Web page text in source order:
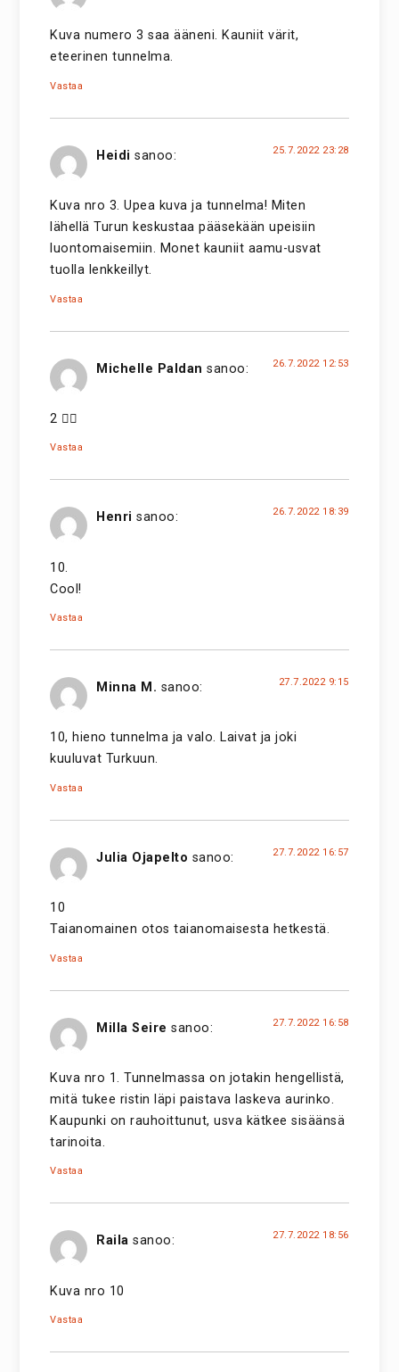
Kuva numero 3 saa ääneni. Kauniit värit,
eteerinen tunnelma.
Vastaa
Heidi sanoo: 25.7.2022 23:28
Kuva nro 3. Upea kuva ja tunnelma! Miten
lähellä Turun keskustaa pääsekään upeisiin
luontomaisemiin. Monet kauniit aamu-usvat
tuolla lenkkeillyt.
Vastaa
Michelle Paldan sanoo: 26.7.2022 12:53
2 👍🏻
Vastaa
Henri sanoo: 26.7.2022 18:39
10.
Cool!
Vastaa
Minna M. sanoo: 27.7.2022 9:15
10, hieno tunnelma ja valo. Laivat ja joki
kuuluvat Turkuun.
Vastaa
Julia Ojapelto sanoo: 27.7.2022 16:57
10
Taianomainen otos taianomaisesta hetkestä.
Vastaa
Milla Seire sanoo: 27.7.2022 16:58
Kuva nro 1. Tunnelmassa on jotakin hengellistä,
mitä tukee ristin läpi paistava laskeva aurinko.
Kaupunki on rauhoittunut, usva kätkee sisäänsä
tarinoita.
Vastaa
Raila sanoo: 27.7.2022 18:56
Kuva nro 10
Vastaa